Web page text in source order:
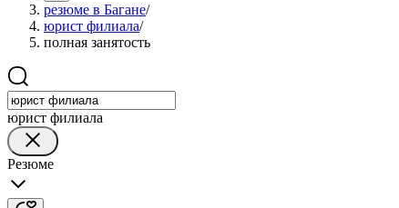
резюме в Багане/
юрист филиала/
полная занятость
юрист филиала
Резюме